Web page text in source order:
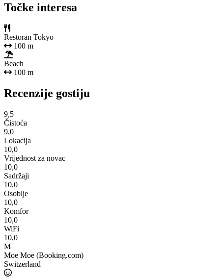
Točke interesa
Restoran Tokyo
100 m
Beach
100 m
Recenzije gostiju
9,5
Čistoća
9,0
Lokacija
10,0
Vrijednost za novac
10,0
Sadržaji
10,0
Osoblje
10,0
Komfor
10,0
WiFi
10,0
M
Moe Moe (Booking.com)
Switzerland